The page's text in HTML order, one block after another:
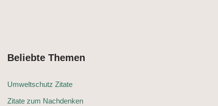
Beliebte Themen
Umweltschutz Zitate
Zitate zum Nachdenken